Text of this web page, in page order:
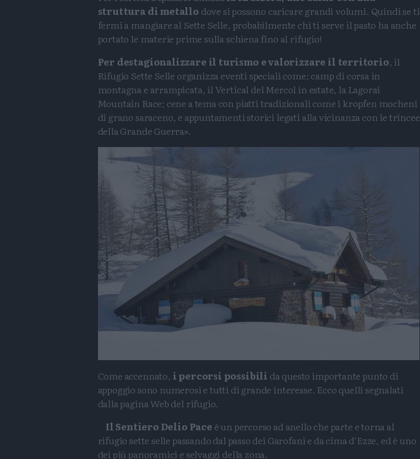
struttura di metallo dove si possono caricare grandi volumi. Quindi se ti
fermi a mangiare al Sette Selle, probabilmente chi ti serve il pasto ha anche
portato le materie prime sulla schiena fino al rifugio!
Per destagionalizzare il turismo e valorizzare il territorio, il
Rifugio Sette Selle organizza eventi speciali come: camp di corsa in
montagna e arrampicata, il Vertical del Mercol in estate, la Lagorai
Mountain Race; cene a tema con piatti tradizionali come i kropfen mocheni
di grano saraceno, e appuntamenti storici legati alla vicinanza con le trincee
della Grande Guerra».
Come accennato, i percorsi possibili da questo importante punto di
appoggio sono numerosi e tutti di grande interesse. Ecco quelli segnalati
dalla pagina Web del rifugio.
Il Sentiero Delio Pace è un percorso ad anello che parte e torna al
rifugio sette selle passando dal passo dei Garofani e da cima d’Ezze, ed è uno
dei più panoramici e selvaggi della zona.